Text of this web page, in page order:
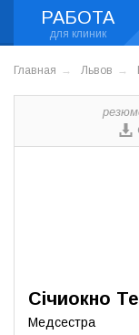
РАБОТА
Главная Львов
Січиокно
Медсестра